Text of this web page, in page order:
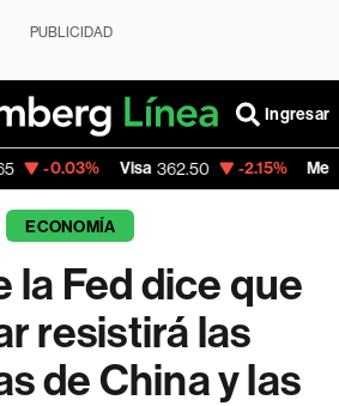
PUBLICIDAD
Ingresar
Visa 362.50 -2.15% MercadoLibre
ECONOMÍA
la Fed dice que
resistirá las
de China y las